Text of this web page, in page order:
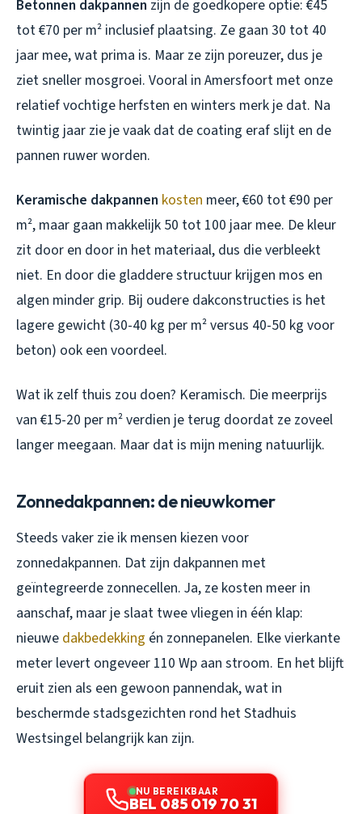
Betonnen dakpannen zijn de goedkopere optie: €45
tot €70 per m² inclusief plaatsing. Ze gaan 30 tot 40
jaar mee, wat prima is. Maar ze zijn poreuzer, dus je
ziet sneller mosgroei. Vooral in Amersfoort met onze
relatief vochtige herfsten en winters merk je dat. Na
twintig jaar zie je vaak dat de coating eraf slijt en de
pannen ruwer worden.
Keramische dakpannen kosten meer, €60 tot €90 per
m², maar gaan makkelijk 50 tot 100 jaar mee. De kleur
zit door en door in het materiaal, dus die verbleekt
niet. En door die gladdere structuur krijgen mos en
algen minder grip. Bij oudere dakconstructies is het
lagere gewicht (30-40 kg per m² versus 40-50 kg voor
beton) ook een voordeel.
Wat ik zelf thuis zou doen? Keramisch. Die meerprijs
van €15-20 per m² verdien je terug doordat ze zoveel
langer meegaan. Maar dat is mijn mening natuurlijk.
Zonnedakpannen: de nieuwkomer
Steeds vaker zie ik mensen kiezen voor
zonnedakpannen. Dat zijn dakpannen met
geïntegreerde zonnecellen. Ja, ze kosten meer in
aanschaf, maar je slaat twee vliegen in één klap:
nieuwe dakbedekking én zonnepanelen. Elke vierkante
meter levert ongeveer 110 Wp aan stroom. En het blijft
eruit zien als een gewoon pannendak, wat in
beschermde stadsgezichten rond het Stadhuis
Westsingel belangrijk kan zijn.
NU BEREIKBAAR
BEL 085 019 70 31